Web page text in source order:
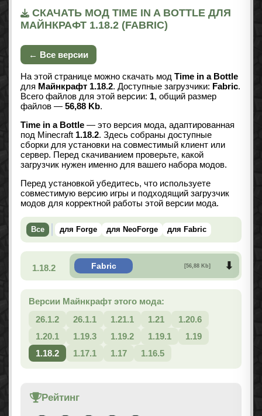
СКАЧАТЬ МОД TIME IN A BOTTLE ДЛЯ
МАЙНКРАФТ 1.18.2 (FABRIC)
← Все версии
На этой странице можно скачать мод Time in a Bottle
для Майнкрафт 1.18.2. Доступные загрузчики: Fabric.
Всего файлов для этой версии: 1, общий размер
файлов — 56,88 Kb.
Time in a Bottle — это версия мода, адаптированная
под Minecraft 1.18.2. Здесь собраны доступные
сборки для установки на совместимый клиент или
сервер. Перед скачиванием проверьте, какой
загрузчик нужен именно для вашего набора модов.
Перед установкой убедитесь, что используете
совместимую версию игры и подходящий загрузчик
модов для корректной работы этой версии мода.
Все для Forge для NeoForge для Fabric
1.18.2 Fabric [56,88 Kb]
Версии Майнкрафт этого мода:
26.1.2
26.1.1 1.21.1 1.21
1.20.6
1.20.1
1.19.3 1.19.2 1.19.1
1.19
1.18.2
1.17.1 1.17 1.16.5
Рейтинг